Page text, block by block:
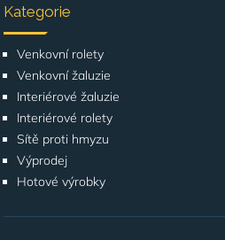
Kategorie
Venkovní rolety
Venkovní žaluzie
Interiérové žaluzie
Interiérové rolety
Sítě proti hmyzu
Výprodej
Hotové výrobky